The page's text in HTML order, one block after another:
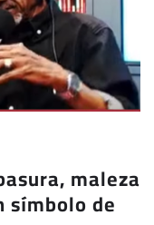
maleza
símbolo de